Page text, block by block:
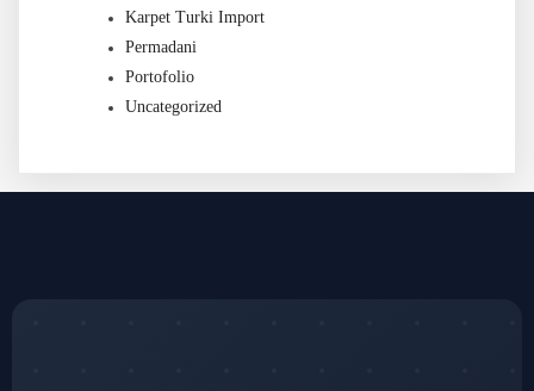
Karpet Turki Import
Permadani
Portofolio
Uncategorized